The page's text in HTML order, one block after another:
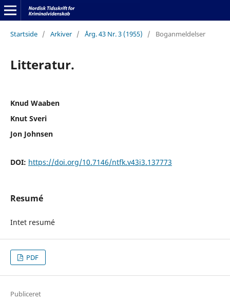
Startside / Arkiver / Årg. 43 Nr. 3 (1955) / Boganmeldelser
Litteratur.
Knud Waaben
Knut Sveri
Jon Johnsen
DOI: https://doi.org/10.7146/ntfk.v43i3.137773
Resumé
Intet resumé
PDF
Publiceret